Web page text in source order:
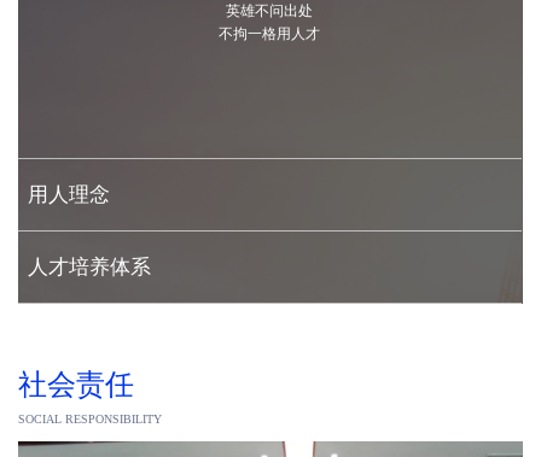
英雄不问出处
不拘一格用人才
用人理念
人才培养体系
社会责任
SOCIAL RESPONSIBILITY